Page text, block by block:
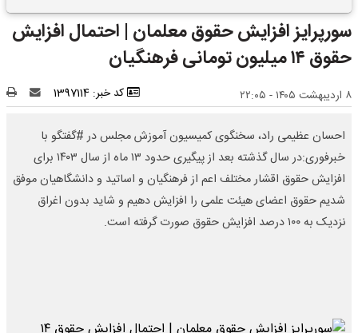
اجتماعی | واریز 2 ماه
فروردین و اردیبهشت
حقوق بازنشستگان با هم
سورپرایز افزایش حقوق معلمان | احتمال افزایش
حقوق ۱۴ میلیون تومانی فرهنگیان
۸ اردیبهشت ۱۴۰۵ - ۲۲:۰۵ کد خبر: 1397114
احسان عظیمی راد، سخنگوی کمیسیون آموزش مجلس در #گفتگو با
خبرفوری:در سال گذشته بعد از پیگیری حدود ۱۳ ماه از سال ۱۴۰۳ برای
افزایش حقوق اقشار مختلف اعم از فرهنگیان و اساتید و دانشگاهیان موفق
شدیم حقوق اعضای هیئت علمی را افزایش دهیم و شاید بدون اغراق
نزدیک به ۱۰۰ درصد افزایش حقوق صورت گرفته است.